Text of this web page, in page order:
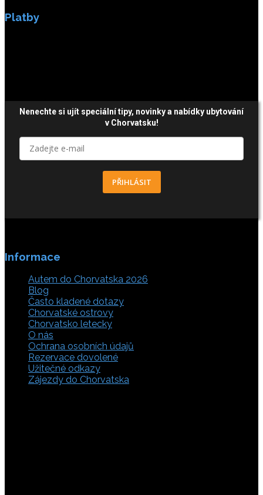
Platby
Nenechte si ujít speciální tipy, novinky a nabídky ubytování
v Chorvatsku!
PŘIHLÁSIT
Informace
Autem do Chorvatska 2026
Blog
Často kladené dotazy
Chorvatské ostrovy
Chorvatsko letecky
O nás
Ochrana osobních údajů
Rezervace dovolené
Užitečné odkazy
Zájezdy do Chorvatska